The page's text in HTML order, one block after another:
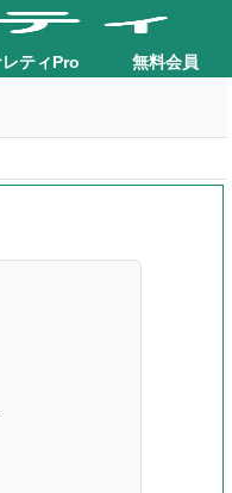
ティPro 無料会員